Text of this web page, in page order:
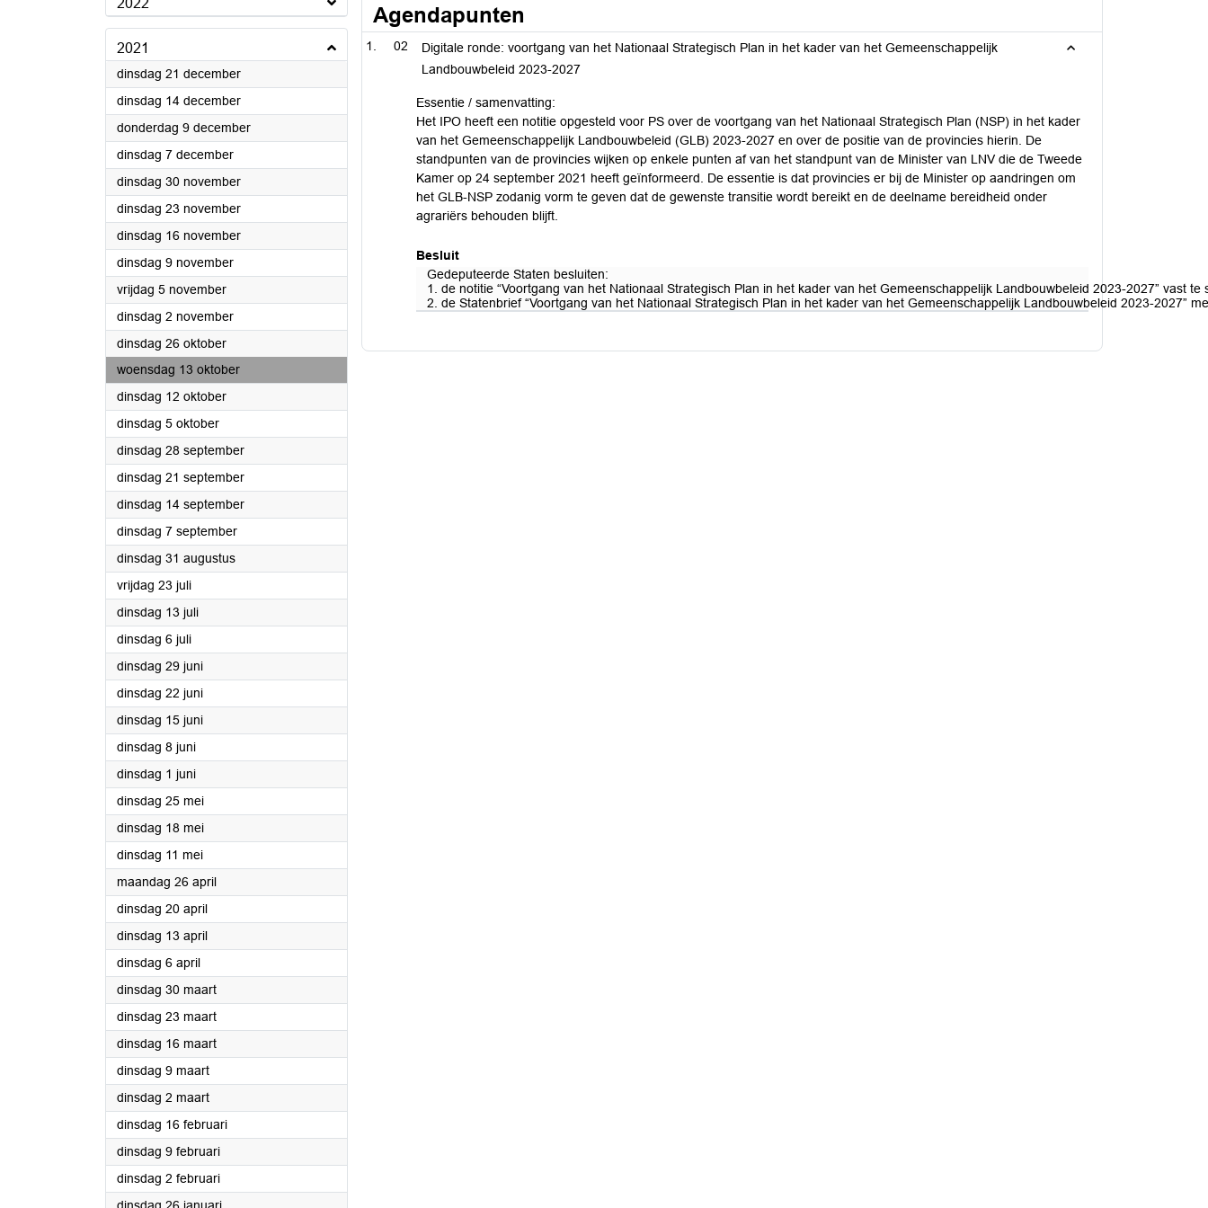
2022
2021
dinsdag 21 december2021
dinsdag 14 december2021
donderdag 9 december2021
dinsdag 7 december2021
dinsdag 30 november2021
dinsdag 23 november2021
dinsdag 16 november2021
dinsdag 9 november2021
vrijdag 5 november2021
dinsdag 2 november2021
dinsdag 26 oktober2021
woensdag 13 oktober2021
dinsdag 12 oktober2021
dinsdag 5 oktober2021
dinsdag 28 september2021
dinsdag 21 september2021
dinsdag 14 september2021
dinsdag 7 september2021
dinsdag 31 augustus2021
vrijdag 23 juli2021
dinsdag 13 juli2021
dinsdag 6 juli2021
dinsdag 29 juni2021
dinsdag 22 juni2021
dinsdag 15 juni2021
dinsdag 8 juni2021
dinsdag 1 juni2021
dinsdag 25 mei2021
dinsdag 18 mei2021
dinsdag 11 mei2021
maandag 26 april2021
dinsdag 20 april2021
dinsdag 13 april2021
dinsdag 6 april2021
dinsdag 30 maart2021
dinsdag 23 maart2021
dinsdag 16 maart2021
dinsdag 9 maart2021
dinsdag 2 maart2021
dinsdag 16 februari2021
dinsdag 9 februari2021
dinsdag 2 februari2021
2021
Agendapunten
02
Digitale ronde: voortgang van het Nationaal Strategisch Plan in het kader van het Gemeenschappelijk
Landbouwbeleid 2023-2027
Essentie / samenvatting:
Het IPO heeft een notitie opgesteld voor PS over de voortgang van het Nationaal Strategisch Plan (NSP) in het kader
van het Gemeenschappelijk Landbouwbeleid (GLB) 2023-2027 en over de positie van de provincies hierin. De
standpunten van de provincies wijken op enkele punten af van het standpunt van de Minister van LNV die de Tweede
Kamer op 24 september 2021 heeft geïnformeerd. De essentie is dat provincies er bij de Minister op aandringen om
het GLB-NSP zodanig vorm te geven dat de gewenste transitie wordt bereikt en de deelname bereidheid onder
agrariërs behouden blijft.
Besluit
Gedeputeerde Staten besluiten:
1. de notitie “Voortgang van het Nationaal Strategisch Plan in het kader van het Gemeenschappelijk Landbouwbeleid 2023-2027” vast te
2. de Statenbrief “Voortgang van het Nationaal Strategisch Plan in het kader van het Gemeenschappelijk Landbouwbeleid 2023-2027”